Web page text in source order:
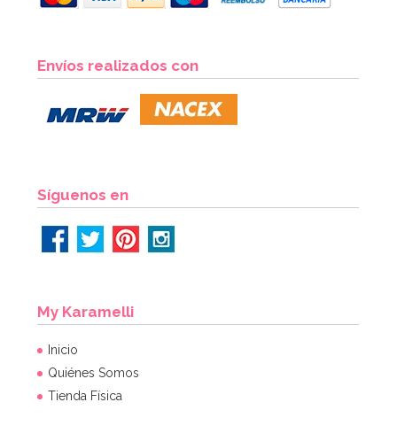
Envíos realizados con
Síguenos en
My Karamelli
Inicio
Quiénes Somos
Tienda Física